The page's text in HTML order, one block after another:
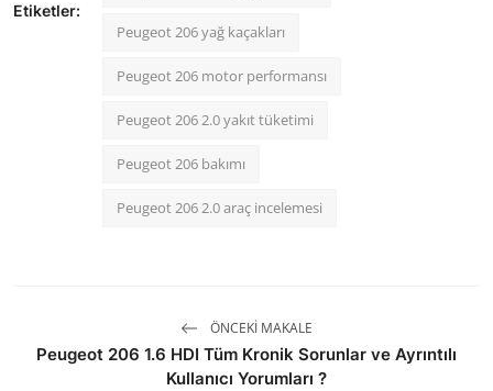
Etiketler:
Peugeot 206 yağ kaçakları
Peugeot 206 motor performansı
Peugeot 206 2.0 yakıt tüketimi
Peugeot 206 bakımı
Peugeot 206 2.0 araç incelemesi
ÖNCEKI MAKALE
Peugeot 206 1.6 HDI Tüm Kronik Sorunlar ve Ayrıntılı
Kullanıcı Yorumları ?